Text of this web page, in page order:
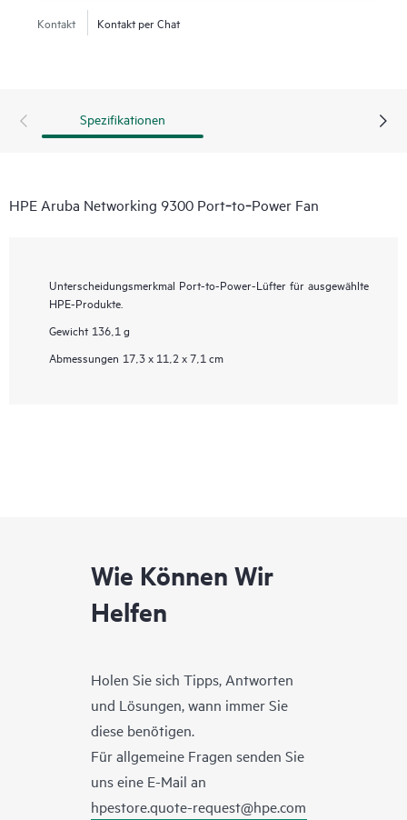
Kontakt Kontakt per Chat
Spezifikationen
HPE Aruba Networking 9300 Port‑to‑Power Fan
Unterscheidungsmerkmal Port-to-Power-Lüfter für ausgewählte
HPE-Produkte.
Gewicht 136,1 g
Abmessungen 17,3 x 11,2 x 7,1 cm
Wie Können Wir
Helfen
Holen Sie sich Tipps, Antworten
und Lösungen, wann immer Sie
diese benötigen.
Für allgemeine Fragen senden Sie
uns eine E-Mail an
hpestore.quote-request@hpe.com